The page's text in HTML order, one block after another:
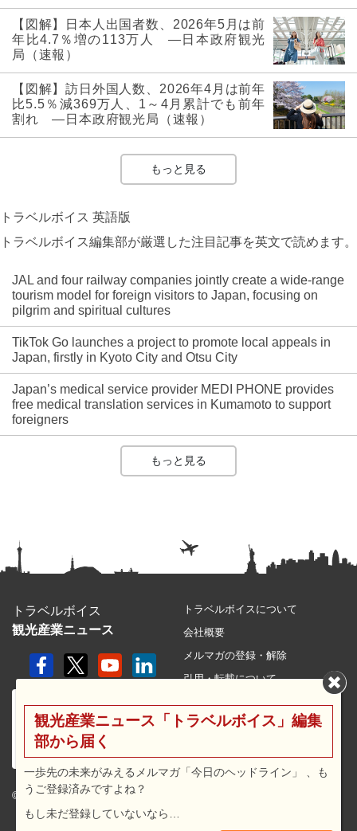
【図解】日本人出国者数、2026年5月は前
年比4.7％増の113万人 ―日本政府観光
局（速報）
【図解】訪日外国人数、2026年4月は前年
比5.5％減369万人、1～4月累計でも前年
割れ ―日本政府観光局（速報）
もっと見る
トラベルボイス 英語版
トラベルボイス編集部が厳選した注目記事を英文で読めます。
JAL and four railway companies jointly create a wide-range
tourism model for foreign visitors to Japan, focusing on
pilgrim and spiritual cultures
TikTok Go launches a project to promote local appeals in
Japan, firstly in Kyoto City and Otsu City
Japan’s medical service provider MEDI PHONE provides
free medical translation services in Kumamoto to support
foreigners
もっと見る
トラベルボイス
観光産業ニュース
© 2026 travel voice.
トラベルボイスについて
会社概要
メルマガの登録・解除
引用・転載について
利用規約
広告メニュー・料金
観光産業ニュース「トラベルボイス」編集
部から届く
一歩先の未来がみえるメルマガ「今日のヘッドライン」 、も
うご登録済みですよね？
もし未だ登録していないなら…